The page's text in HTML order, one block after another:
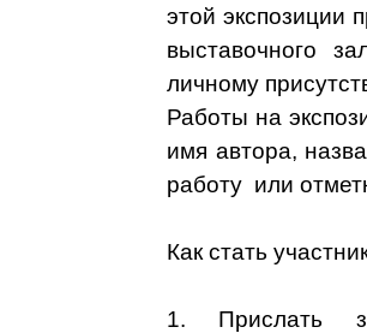
этой экспозиции
выставочного
личному
Работы на
имя автора,
работу или
Как стать
1. Прислать